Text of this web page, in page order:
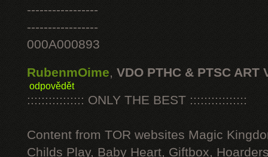
-----------------
-----------------
000A000893
RubenmOime, VDO PTHC & PTSC ART
odpovědět
:::::::::::::::: ONLY THE BEST ::::::::::::::::
Content from TOR websites Magic
Childs Play, Baby Heart, Giftbox,